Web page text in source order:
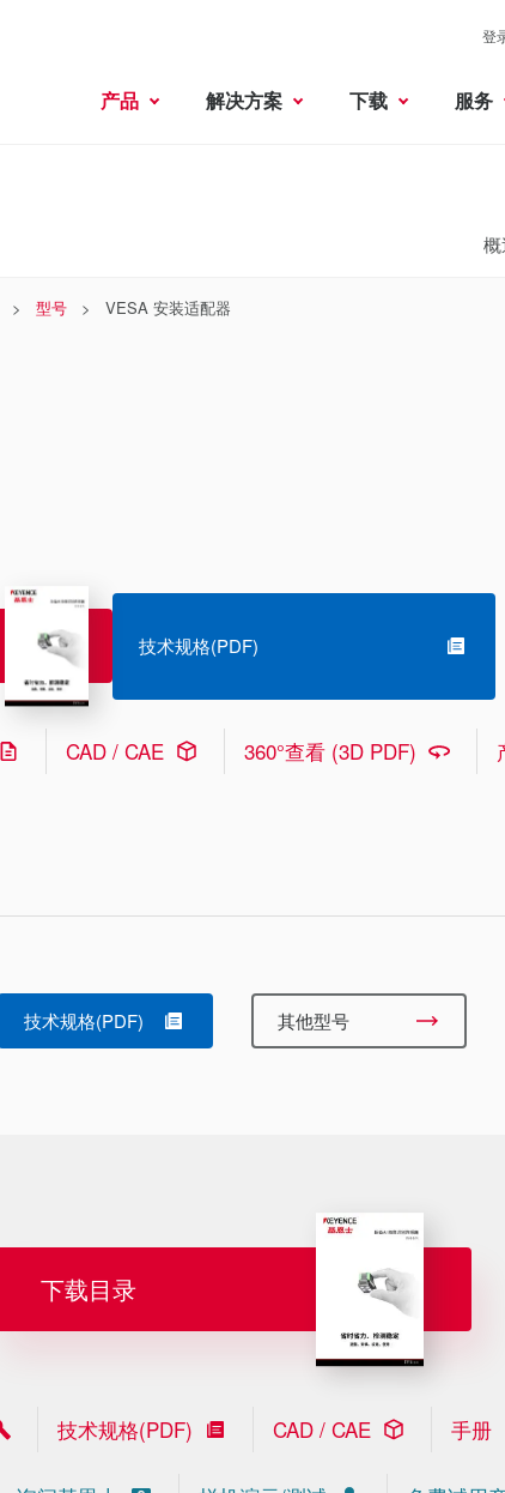
登
产品 解决方案 下载 服务
型号 VESA 安装适配器
技术规格(PDF)
CAD / CAE 360°查看 (3D PDF)
技术规格(PDF) 其他型号
下载目录
技术规格(PDF) CAD / CAE 手册